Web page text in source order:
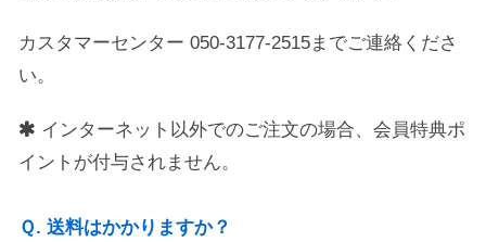
カスタマーセンター 050-3177-2515までご連絡くださ
い。
インターネット以外でのご注文の場合、会員特典ポ
イントが付与されません。
Ｑ. 送料はかかりますか？